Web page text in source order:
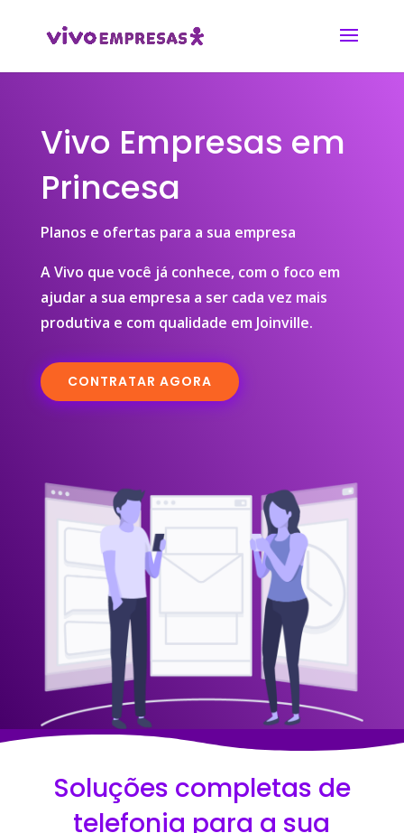
Vivo Empresas em
Princesa
Planos e ofertas para a sua empresa
A Vivo que você já conhece, com o foco em
ajudar a sua empresa a ser cada vez mais
produtiva e com qualidade em Joinville.
CONTRATAR AGORA
Soluções completas de
telefonia para a sua